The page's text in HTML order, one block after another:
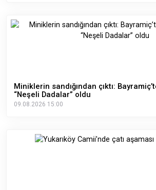
Miniklerin sandığından çıktı:
“Neşeli Dadalar” oldu
09.08.2026 15:00